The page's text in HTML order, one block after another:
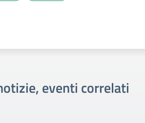
eventi correlati